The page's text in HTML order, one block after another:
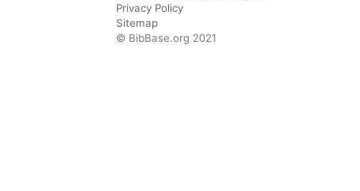
Privacy Policy
Sitemap
© BibBase.org 2021